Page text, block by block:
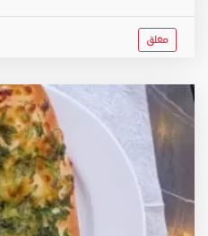
مغلق